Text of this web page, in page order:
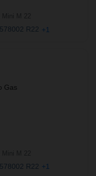
578002 R22 +1
Gas
578002 R22 +1